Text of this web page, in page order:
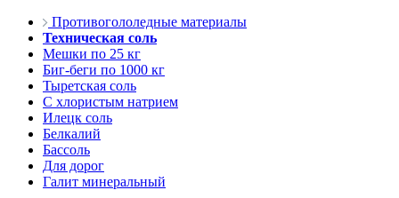
Противогололедные материалы
Техническая соль
Мешки по 25 кг
Биг-беги по 1000 кг
Тыретская соль
С хлористым натрием
Илецк соль
Белкалий
Бассоль
Для дорог
Галит минеральный